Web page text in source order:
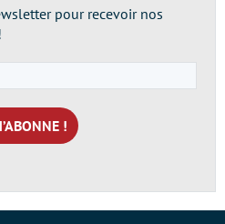
pour recevoir nos
e-
mail
*